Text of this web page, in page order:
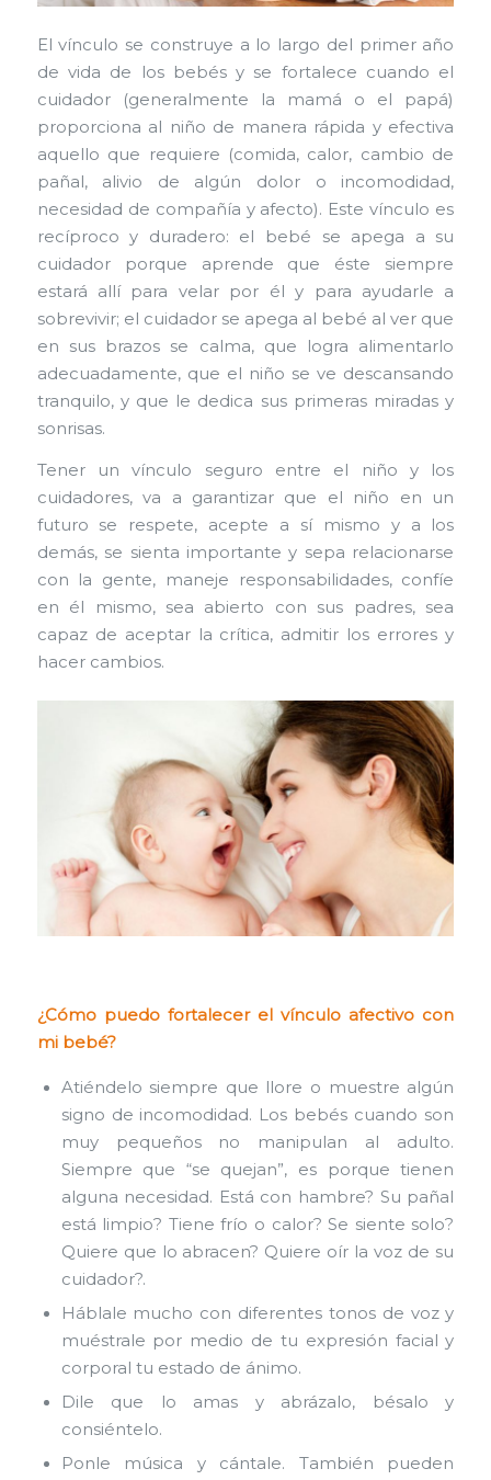
El vínculo se construye a lo largo del primer año
de vida de los bebés y se fortalece cuando el
cuidador (generalmente la mamá o el papá)
proporciona al niño de manera rápida y efectiva
aquello que requiere (comida, calor, cambio de
pañal, alivio de algún dolor o incomodidad,
necesidad de compañía y afecto). Este vínculo es
recíproco y duradero: el bebé se apega a su
cuidador porque aprende que éste siempre
estará allí para velar por él y para ayudarle a
sobrevivir; el cuidador se apega al bebé al ver que
en sus brazos se calma, que logra alimentarlo
adecuadamente, que el niño se ve descansando
tranquilo, y que le dedica sus primeras miradas y
sonrisas.
Tener un vínculo seguro entre el niño y los
cuidadores, va a garantizar que el niño en un
futuro se respete, acepte a sí mismo y a los
demás, se sienta importante y sepa relacionarse
con la gente, maneje responsabilidades, confíe
en él mismo, sea abierto con sus padres, sea
capaz de aceptar la crítica, admitir los errores y
hacer cambios.
¿Cómo puedo fortalecer el vínculo afectivo con
mi bebé?
Atiéndelo siempre que llore o muestre algún
signo de incomodidad. Los bebés cuando son
muy pequeños no manipulan al adulto.
Siempre que “se quejan”, es porque tienen
alguna necesidad. Está con hambre? Su pañal
está limpio? Tiene frío o calor? Se siente solo?
Quiere que lo abracen? Quiere oír la voz de su
cuidador?.
Háblale mucho con diferentes tonos de voz y
muéstrale por medio de tu expresión facial y
corporal tu estado de ánimo.
Dile que lo amas y abrázalo, bésalo y
consiéntelo.
Ponle música y cántale. También pueden